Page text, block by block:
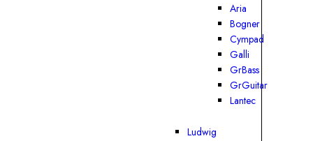
Aria
Bogner
Cympad
Galli
GrBass
GrGuitar
Lantec
Ludwig